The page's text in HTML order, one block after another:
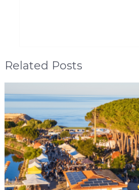
Related Posts